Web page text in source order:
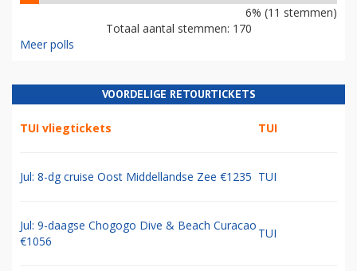
6% (11 stemmen)
Totaal aantal stemmen: 170
Meer polls
VOORDELIGE RETOURTICKETS
TUI vliegtickets TUI
Jul: 8-dg cruise Oost Middellandse Zee €1235 TUI
Jul: 9-daagse Chogogo Dive & Beach Curacao
€1056
TUI